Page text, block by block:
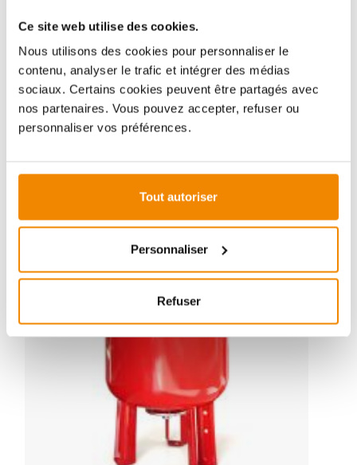
Ce site web utilise des cookies.
Nous utilisons des cookies pour personnaliser le
contenu, analyser le trafic et intégrer des médias
sociaux. Certains cookies peuvent être partagés avec
nos partenaires. Vous pouvez accepter, refuser ou
personnaliser vos préférences.
Tout autoriser
Personnaliser
Refuser
Vous avez des questions sur nos produits? N'hésitez
pas à nous contacter:
E-mail :
[email protected]
Téléphone :
+33 1 59 58 12 04
ZUBEHÖR